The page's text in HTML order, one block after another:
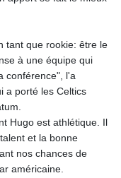
tant que rookie: être le
à une équipe qui
conférence", l'a
a porté les Celtics
Hugo est athlétique. Il
et la bonne
nos chances de
américaine.